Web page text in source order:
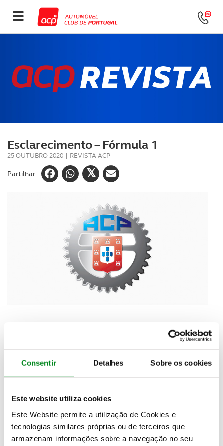
Consentir Detalhes Sobre os cookies
Este website utiliza cookies
Este Website permite a utilização de Cookies e
tecnologias similares próprias ou de terceiros que
armazenam informações sobre a navegação no seu
Esclarecimento – Fórmula 1
25 OUTUBRO 2020 | REVISTA ACP
Partilhar
A realização em Portugal de uma prova do
notícia para quem promove o automobilismo e o
País. Por esses motivos, o Automóvel Club de
Portugal se congratula desde o momento em que
Internacional do Algarve no mundial deste ano.
Contudo, perante inúmeras afirmações nos últimos
dias atribuindo responsabilidades ao ACP na etapa